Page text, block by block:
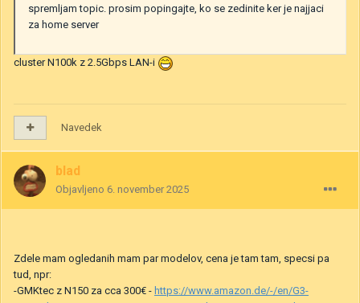
spremljam topic. prosim popingajte, ko se zedinite ker je najjaci
za home server
cluster N100k z 2.5Gbps LAN-i
Navedek
blad
Objavljeno 6. november 2025
Zdele mam ogledanih mam par modelov, cena je tam tam, specsi pa
tud, npr:
-GMKtec z N150 za cca 300€ - https://www.amazon.de/-/en/G3-